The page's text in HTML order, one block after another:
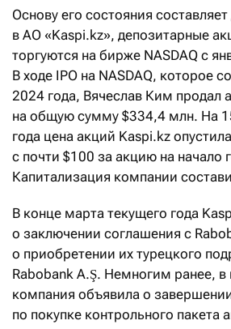
Основу его состояния составляет
в АО «Kaspi.kz», депозитарные
торгуются на бирже NASDAQ с
В ходе IPO на NASDAQ, которое
2024 года, Вячеслав Ким продал
на общую сумму $334,4 млн. На
года цена акций Kaspi.kz
с почти $100 за акцию на начало
Капитализация компании
В конце марта текущего года
о заключении соглашения с
о приобретении их турецкого
Rabobank A.Ş. Немногим ранее, в
компания объявила о
по покупке контрольного пакета